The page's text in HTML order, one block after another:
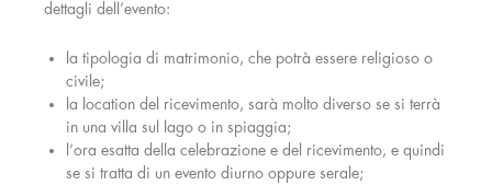
dettagli dell’evento:
la tipologia di matrimonio, che potrà essere religioso o
civile;
la location del ricevimento, sarà molto diverso se si terrà
in una villa sul lago o in spiaggia;
l’ora esatta della celebrazione e del ricevimento, e quindi
se si tratta di un evento diurno oppure serale;